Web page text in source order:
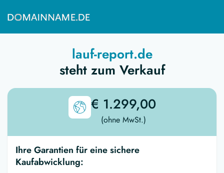
lauf-report.de
steht zum Verkauf
€ 1.299,00
(ohne MwSt.)
Ihre Garantien für eine sichere
Kaufabwicklung: